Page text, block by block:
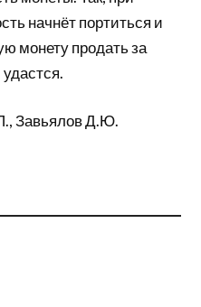
начнёт портиться и
монету продать за
Завьялов Д.Ю.